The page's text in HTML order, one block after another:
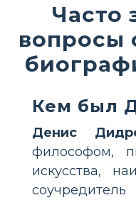
Часто
вопросы
Кем был
Денис
философом,
искусства,